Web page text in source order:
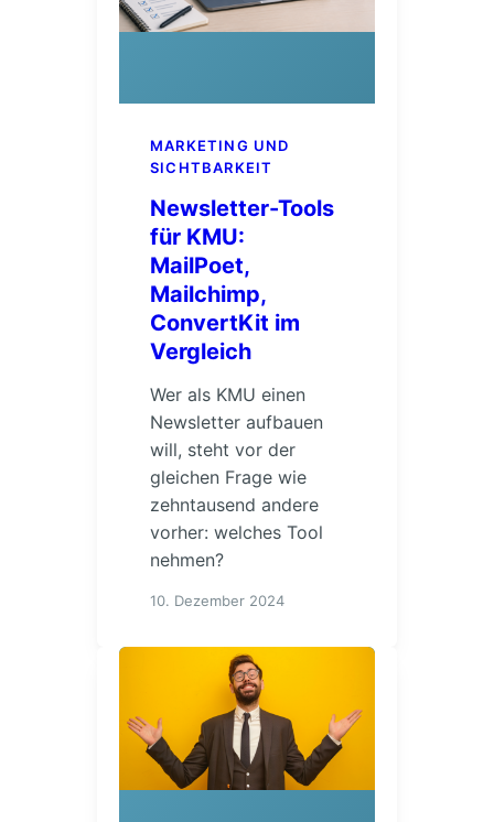
MARKETING UND
SICHTBARKEIT
Newsletter-Tools
für KMU:
MailPoet,
Mailchimp,
ConvertKit im
Vergleich
Wer als KMU einen
Newsletter aufbauen
will, steht vor der
gleichen Frage wie
zehntausend andere
vorher: welches Tool
nehmen?
10. Dezember 2024